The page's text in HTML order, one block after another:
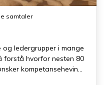
samtaler
ledergrupper i mange
forstå hvorfor nesten 80
kompetanseheving
øyne handler det om